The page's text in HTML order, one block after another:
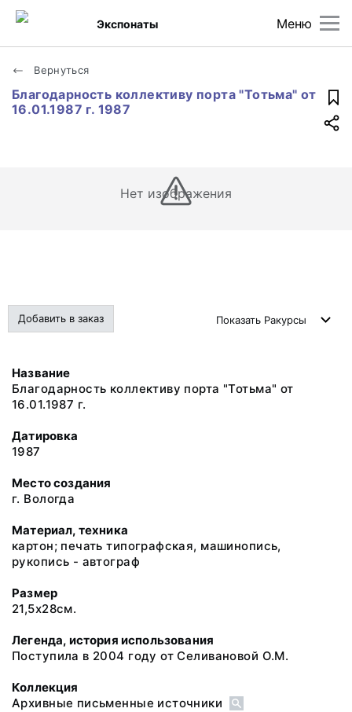
Меню
Экспонаты
Вернуться
Благодарность коллективу порта "Тотьма" от
16.01.1987 г. 1987
Нет изображения
Добавить в заказ Показать Ракурсы
Название
Благодарность коллективу порта "Тотьма" от
16.01.1987 г.
Датировка
1987
Место создания
г. Вологда
Материал, техника
картон; печать типографская, машинопись,
рукопись - автограф
Размер
21,5х28см.
Легенда, история использования
Поступила в 2004 году от Селивановой О.М.
Коллекция
Архивные письменные источники